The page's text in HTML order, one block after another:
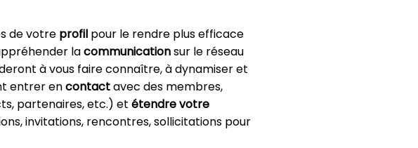
de votre profil pour le rendre plus efficace
lacommunicationsur le réseau
à vous faire connaître, à dynamiser et
entrer encontactavec des membres,
partenaires, etc.) et étendre votre
invitations, rencontres, sollicitations pour